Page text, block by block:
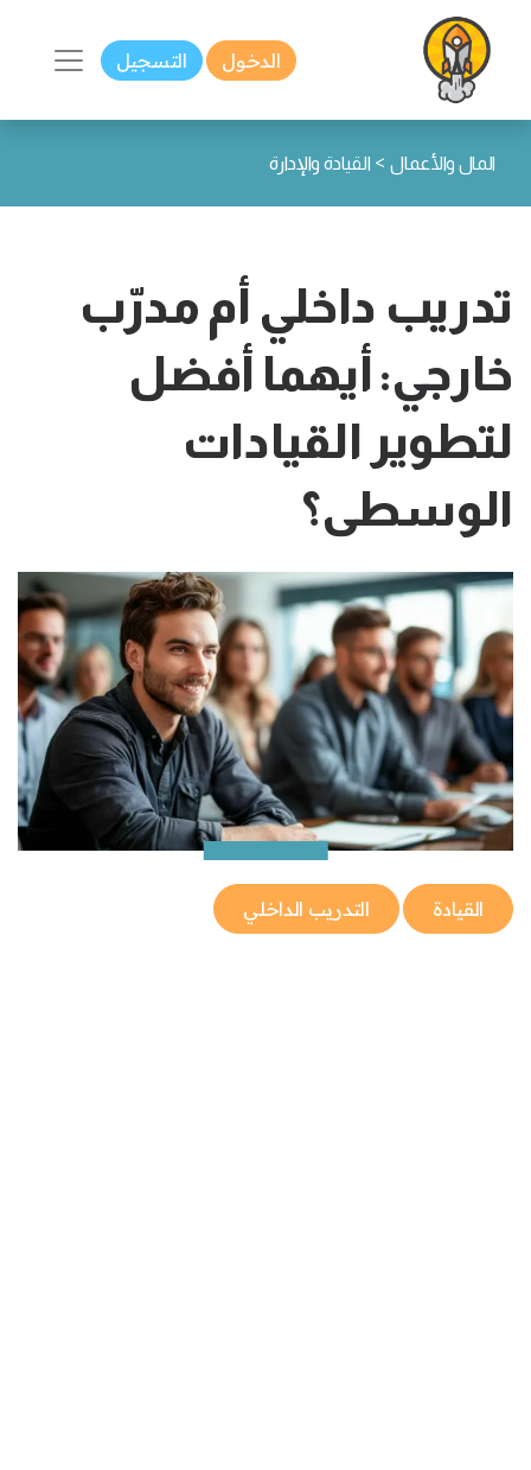
الدخول التسجيل
المال والأعمال > القيادة والإدارة
تدريب داخلي أم مدرّب
خارجي: أيهما أفضل
لتطوير القيادات
الوسطى؟
القيادة التدريب الداخلي